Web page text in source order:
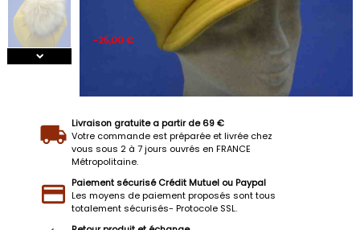
-25,00 €
Livraison gratuite a partir de 69 €
Votre commande est préparée et livrée chez
vous sous 2 à 7 jours ouvrés en FRANCE
Métropolitaine.
Paiement sécurisé Crédit Mutuel ou Paypal
Les moyens de paiement proposés sont tous
totalement sécurisés- Protocole SSL.